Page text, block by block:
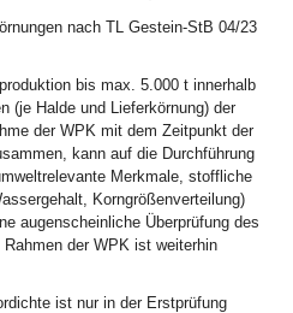
nach TL Gestein-StB 04/23
bis max. 5.000 t innerhalb
(je Halde und Lieferkörnung) der
der WPK mit dem Zeitpunkt der
kann auf die Durchführung
Merkmale, stoffliche
Korngrößenverteilung)
augenscheinliche Überprüfung des
der WPK ist weiterhin
ist nur in der Erstprüfung